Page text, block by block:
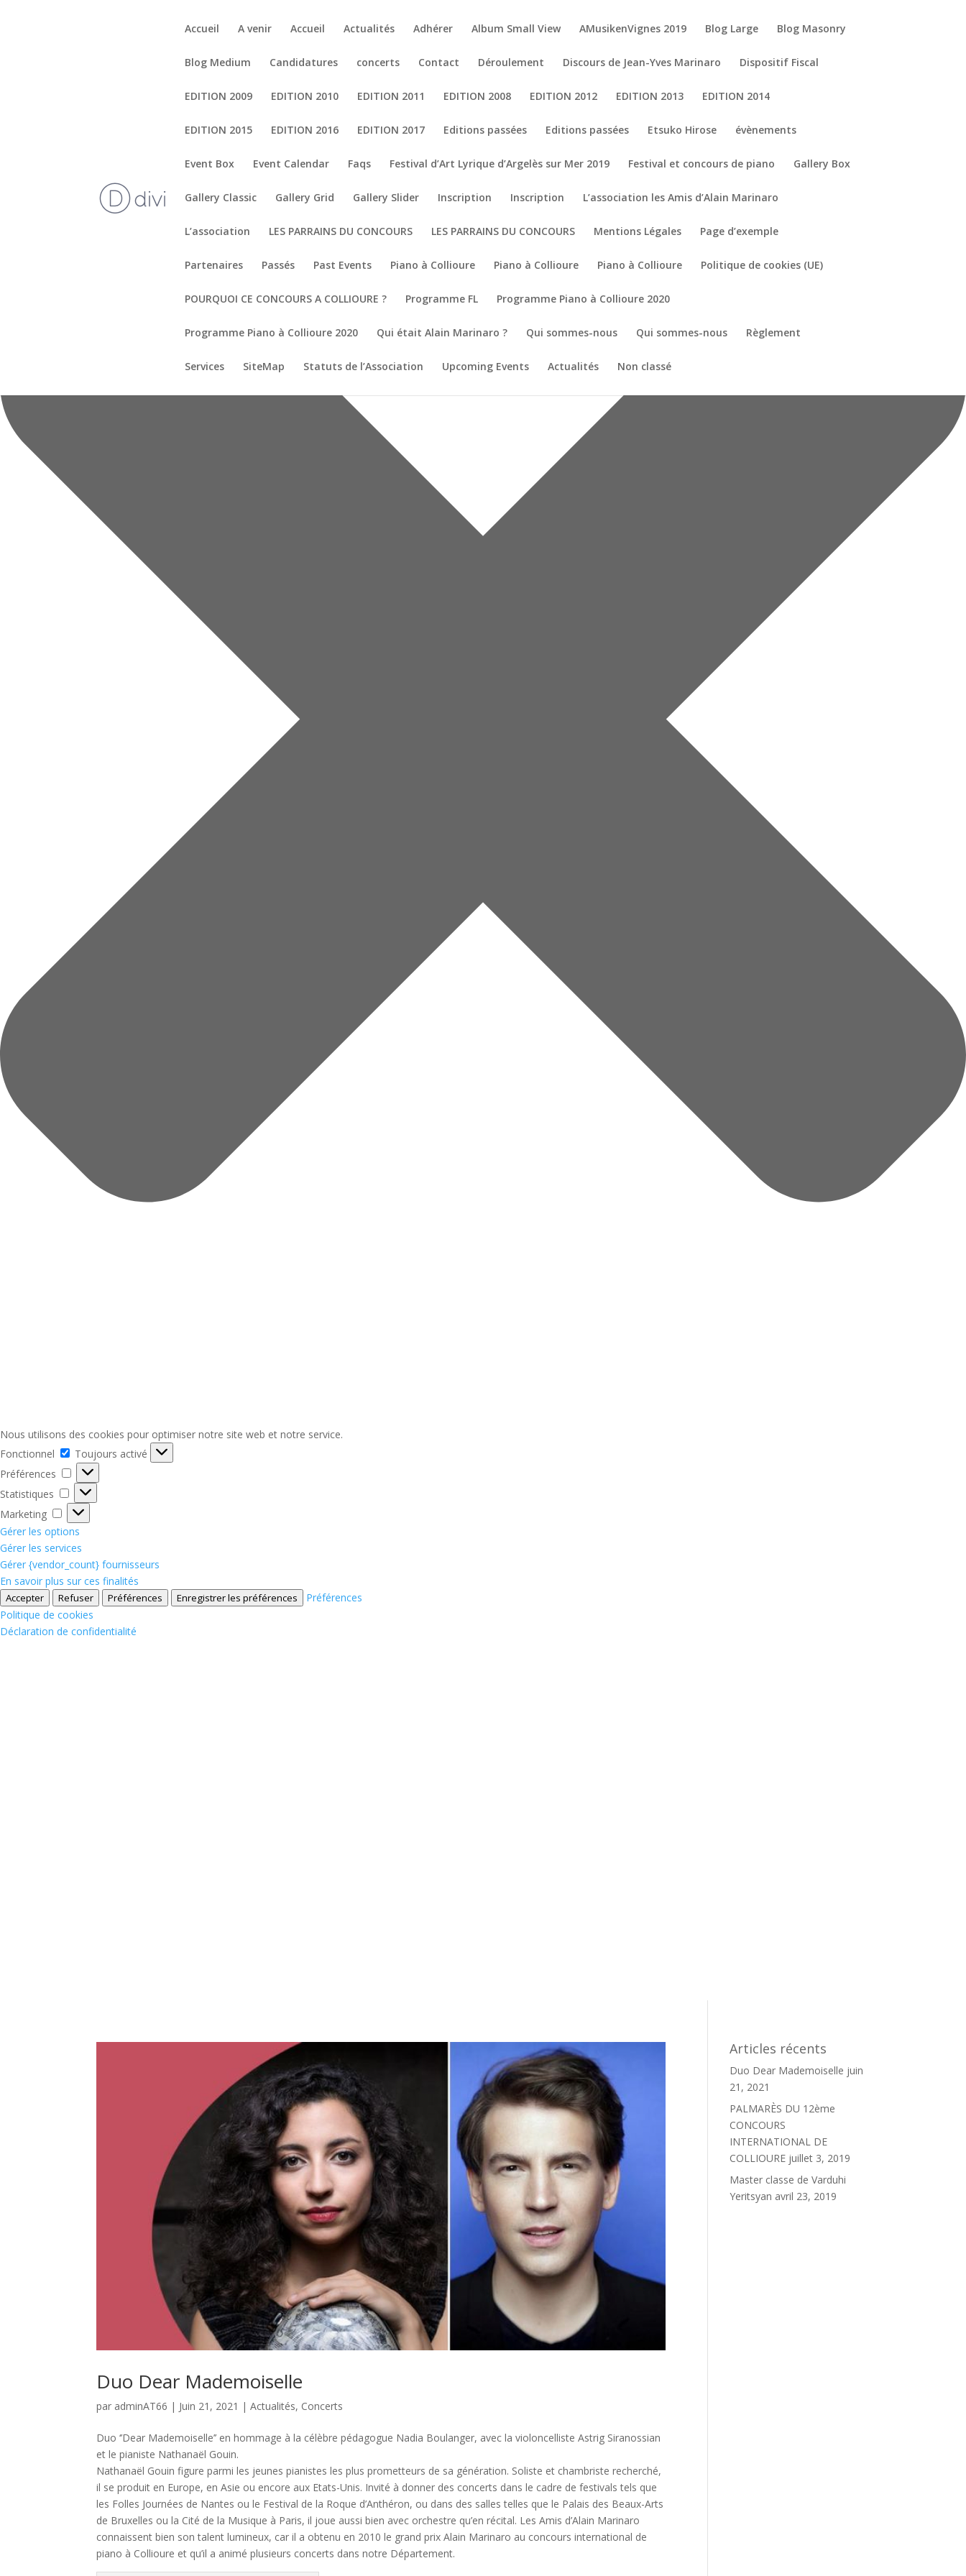
Nous utilisons des cookies pour optimiser notre site web et notre service.
Fonctionnel
Fonctionnel
Toujours activé
Préférences
Préférences
Statistiques
Statistiques
Marketing
Marketing
Gérer les options
Gérer les services
Gérer {vendor_count} fournisseurs
En savoir plus sur ces finalités
Accepter Refuser Préférences Enregistrer les préférences
Préférences
Politique de cookies
Déclaration de confidentialité
Accueil A venir Accueil Actualités Adhérer Album Small View AMusikenVignes 2019 Blog Large Blog Masonry
Blog Medium Candidatures concerts Contact Déroulement Discours de Jean-Yves Marinaro Dispositif Fiscal
EDITION 2009 EDITION 2010 EDITION 2011 EDITION 2008 EDITION 2012 EDITION 2013 EDITION 2014
EDITION 2015 EDITION 2016 EDITION 2017 Editions passées Editions passées Etsuko Hirose évènements
Event Box Event Calendar Faqs Festival d’Art Lyrique d’Argelès sur Mer 2019 Festival et concours de piano Gallery Box
Gallery Classic Gallery Grid Gallery Slider Inscription Inscription L’association les Amis d’Alain Marinaro
L’association LES PARRAINS DU CONCOURS LES PARRAINS DU CONCOURS Mentions Légales Page d’exemple
Partenaires Passés Past Events Piano à Collioure Piano à Collioure Piano à Collioure Politique de cookies (UE)
POURQUOI CE CONCOURS A COLLIOURE ? Programme FL Programme Piano à Collioure 2020
Programme Piano à Collioure 2020 Qui était Alain Marinaro ? Qui sommes-nous Qui sommes-nous Règlement
Services SiteMap Statuts de l’Association Upcoming Events Actualités Non classé
Duo Dear Mademoiselle
par adminAT66 | Juin 21, 2021 |Actualités, Concerts
Duo ‘’Dear Mademoiselle’’ en hommage à la célèbre pédagogue Nadia Boulanger, avec la violoncelliste Astrig Siranossian
et le pianiste Nathanaël Gouin.
Nathanaël Gouin figure parmi les jeunes pianistes les plus prometteurs de sa génération. Soliste et chambriste recherché,
il se produit en Europe, en Asie ou encore aux Etats-Unis. Invité à donner des concerts dans le cadre de festivals tels que
les Folles Journées de Nantes ou le Festival de la Roque d’Anthéron, ou dans des salles telles que le Palais des Beaux-Arts
de Bruxelles ou la Cité de la Musique à Paris, il joue aussi bien avec orchestre qu’en récital. Les Amis d’Alain Marinaro
connaissent bien son talent lumineux, car il a obtenu en 2010 le grand prix Alain Marinaro au concours international de
piano à Collioure et qu’il a animé plusieurs concerts dans notre Département.
Articles récents
Duo Dear Mademoiselle juin
21, 2021
PALMARÈS DU 12ème
CONCOURS
INTERNATIONAL DE
COLLIOURE juillet 3, 2019
Master classe de Varduhi
Yeritsyan avril 23, 2019